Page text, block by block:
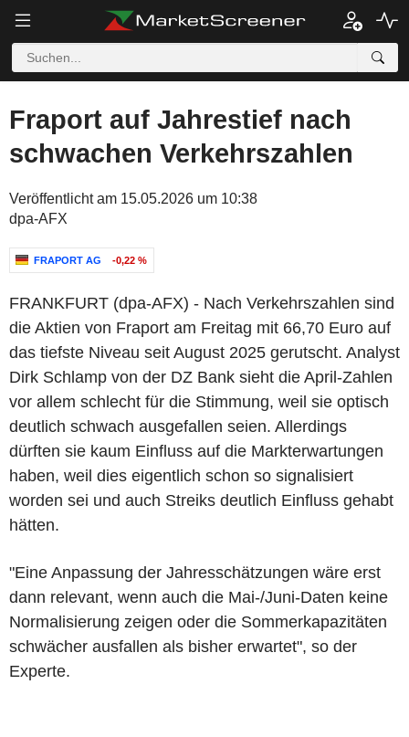
Fraport auf Jahrestief nach
schwachen Verkehrszahlen
Veröffentlicht am 15.05.2026 um 10:38
dpa-AFX
FRAPORT AG -0,22 %
FRANKFURT (dpa-AFX) - Nach Verkehrszahlen sind
die Aktien von Fraport am Freitag mit 66,70 Euro auf
das tiefste Niveau seit August 2025 gerutscht. Analyst
Dirk Schlamp von der DZ Bank sieht die April-Zahlen
vor allem schlecht für die Stimmung, weil sie optisch
deutlich schwach ausgefallen seien. Allerdings
dürften sie kaum Einfluss auf die Markterwartungen
haben, weil dies eigentlich schon so signalisiert
worden sei und auch Streiks deutlich Einfluss gehabt
hätten.
"Eine Anpassung der Jahresschätzungen wäre erst
dann relevant, wenn auch die Mai-/Juni-Daten keine
Normalisierung zeigen oder die Sommerkapazitäten
schwächer ausfallen als bisher erwartet", so der
Experte.